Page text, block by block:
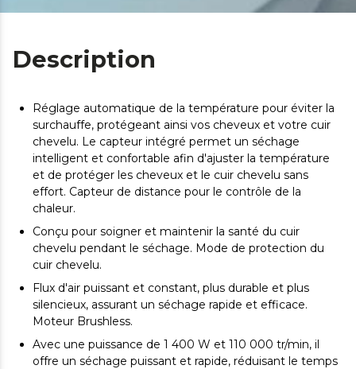
Description
Réglage automatique de la température pour éviter la
surchauffe, protégeant ainsi vos cheveux et votre cuir
chevelu. Le capteur intégré permet un séchage
intelligent et confortable afin d'ajuster la température
et de protéger les cheveux et le cuir chevelu sans
effort. Capteur de distance pour le contrôle de la
chaleur.
Conçu pour soigner et maintenir la santé du cuir
chevelu pendant le séchage. Mode de protection du
cuir chevelu.
Flux d'air puissant et constant, plus durable et plus
silencieux, assurant un séchage rapide et efficace.
Moteur Brushless.
Avec une puissance de 1 400 W et 110 000 tr/min, il
offre un séchage puissant et rapide, réduisant le temps